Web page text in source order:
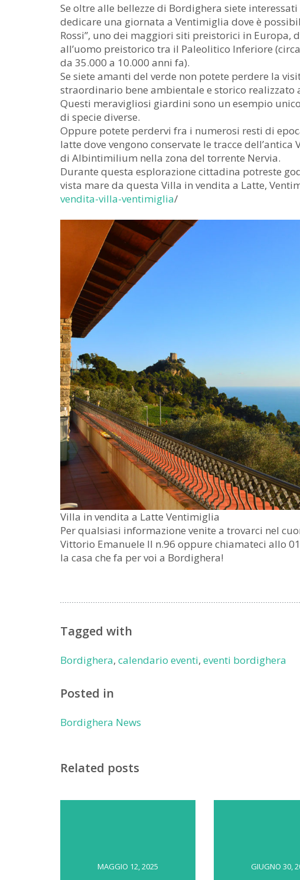
Se oltre alle bellezze di Bordighera siete
dedicare una giornata a Ventimiglia dove è
Rossi”, uno dei maggiori siti preistorici in Europa,
all’uomo preistorico tra il Paleolitico Inferiore
da 35.000 a 10.000 anni fa).
Se siete amanti del verde non potete perdere la
straordinario bene ambientale e storico realizzato
Questi meravigliosi giardini sono un esempio
di specie diverse.
Oppure potete perdervi fra i numerosi resti di
latte dove vengono conservate le tracce
di Albintimilium nella zona del torrente Nervia.
Durante questa esplorazione cittadina potreste
vista mare da questa Villa in vendita a Latte,
vendita-villa-ventimiglia/
Villa in vendita a Latte Ventimiglia
Per qualsiasi informazione venite a trovarci nel
Vittorio Emanuele II n.96 oppure chiamateci allo
la casa che fa per voi a Bordighera!
Tagged with
Bordighera, calendario eventi, eventi bordighera
Posted in
Bordighera News
Related posts
MAGGIO 12, 2025 GIUGNO 30,